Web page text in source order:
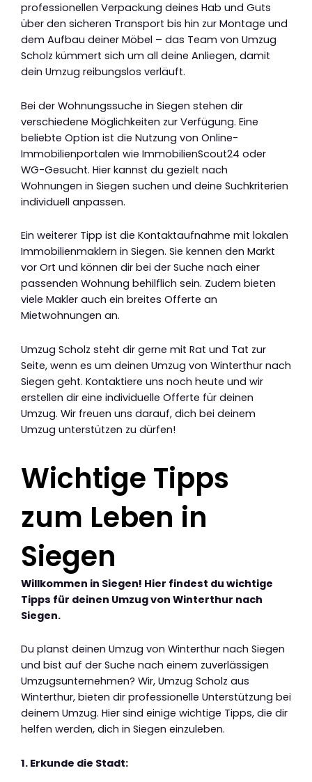
professionellen Verpackung deines Hab und Guts
über den sicheren Transport bis hin zur Montage und
dem Aufbau deiner Möbel – das Team von Umzug
Scholz kümmert sich um all deine Anliegen, damit
dein Umzug reibungslos verläuft.
Bei der Wohnungssuche in Siegen stehen dir
verschiedene Möglichkeiten zur Verfügung. Eine
beliebte Option ist die Nutzung von Online-
Immobilienportalen wie ImmobilienScout24 oder
WG-Gesucht. Hier kannst du gezielt nach
Wohnungen in Siegen suchen und deine Suchkriterien
individuell anpassen.
Ein weiterer Tipp ist die Kontaktaufnahme mit lokalen
Immobilienmaklern in Siegen. Sie kennen den Markt
vor Ort und können dir bei der Suche nach einer
passenden Wohnung behilflich sein. Zudem bieten
viele Makler auch ein breites Offerte an
Mietwohnungen an.
Umzug Scholz steht dir gerne mit Rat und Tat zur
Seite, wenn es um deinen Umzug von Winterthur nach
Siegen geht. Kontaktiere uns noch heute und wir
erstellen dir eine individuelle Offerte für deinen
Umzug. Wir freuen uns darauf, dich bei deinem
Umzug unterstützen zu dürfen!
Wichtige Tipps
zum Leben in
Siegen
Willkommen in Siegen! Hier findest du wichtige
Tipps für deinen Umzug von Winterthur nach
Siegen.
Du planst deinen Umzug von Winterthur nach Siegen
und bist auf der Suche nach einem zuverlässigen
Umzugsunternehmen? Wir, Umzug Scholz aus
Winterthur, bieten dir professionelle Unterstützung bei
deinem Umzug. Hier sind einige wichtige Tipps, die dir
helfen werden, dich in Siegen einzuleben.
1. Erkunde die Stadt: